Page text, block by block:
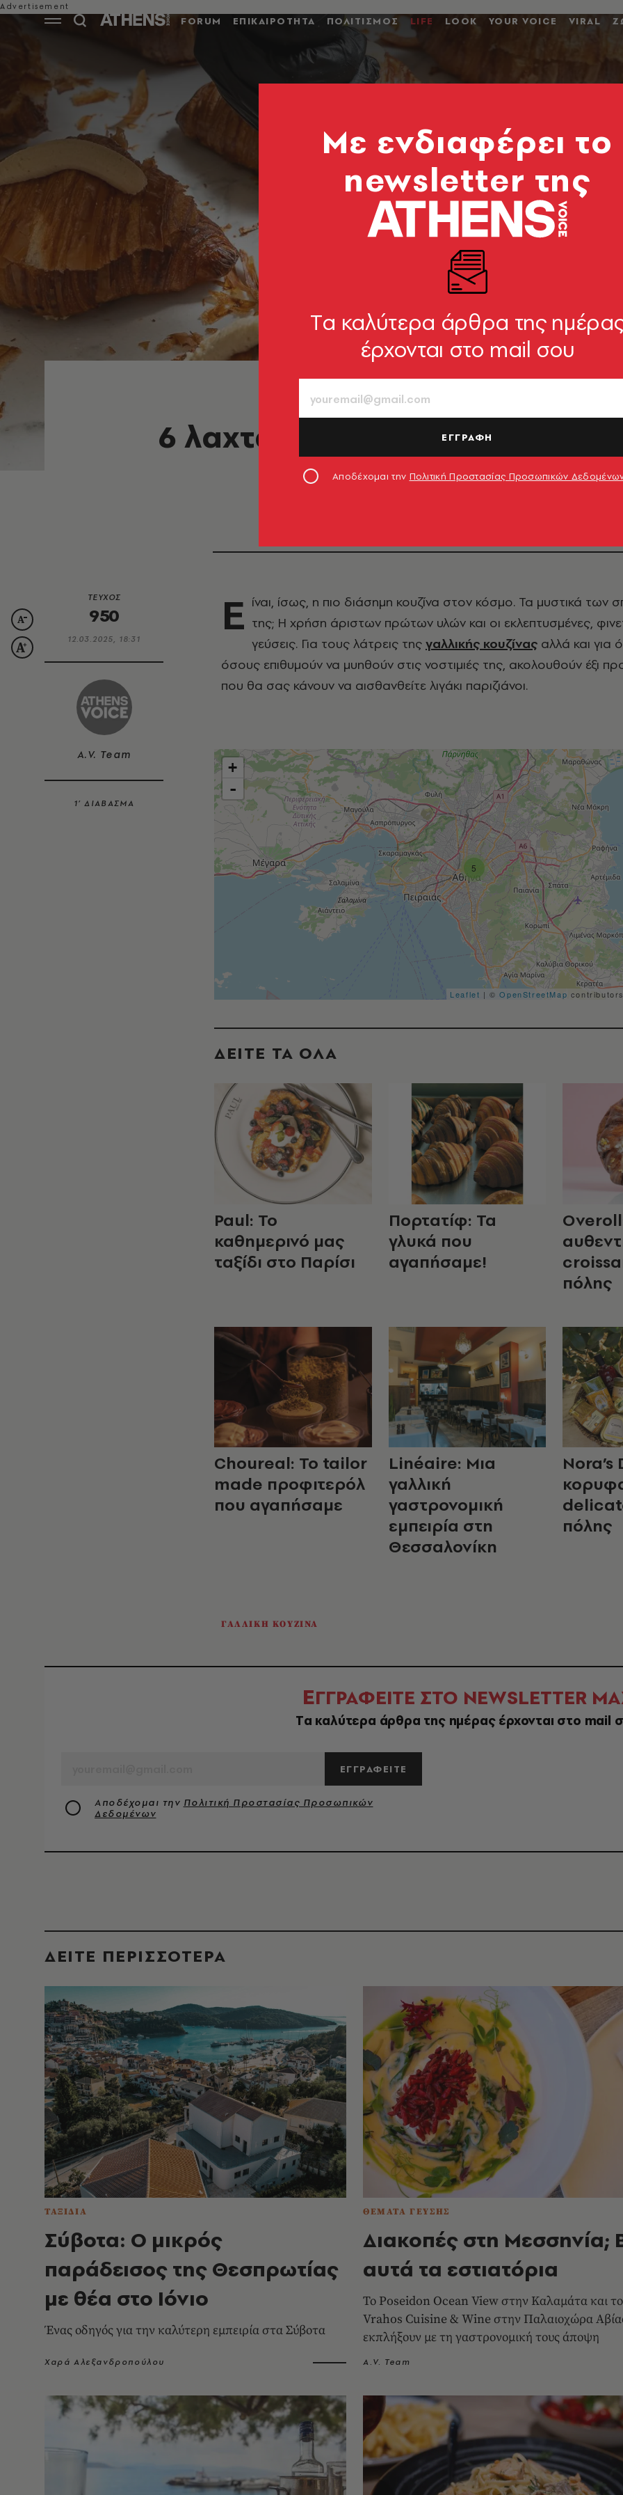
FORUM ΕΠΙΚΑΙΡΟΤΗΤΑ ΠΟΛΙΤΙΣΜΟΣ LIFE LOOK YOUR VOICE VIRAL
ΘΕΜΑΤΑ ΓΕΥΣΗΣ
6 λαχταριστά στέκια που σε
λίγο Παριζιάνο
ΤΕΥΧΟΣ
950
12.03.2025, 18:31
A.V. Team
1’ ΔΙΑΒΑΣΜΑ
Ε ίναι, ίσως, η πιο διάσημη κουζίνα στον κόσμο. Τα μυστικά των
της; Η χρήση άριστων πρώτων υλών και οι εκλεπτυσμένες,
γεύσεις. Για τους λάτρεις της γαλλικής κουζίνας αλλά και για
όσους επιθυμούν να μυηθούν στις νοστιμιές της, ακολουθούν έξι
που θα σας κάνουν να αισθανθείτε λιγάκι παριζιάνοι.
5
+
-
Leaflet | ©OpenStreetMap
ΔΕΙΤΕ ΤΑ ΟΛΑ
Paul: Το
καθημερινό μας
ταξίδι στο Παρίσι
Πορτατίφ: Τα
γλυκά που
αγαπήσαμε!
πόλης
Choureal: Το tailor
made προφιτερόλ
που αγαπήσαμε
Linéaire: Μια
γαλλική
γαστρονομική
εμπειρία στη
Θεσσαλονίκη
πόλης
ΓΑΛΛΙΚΗ ΚΟΥΖΙΝΑ
ΕΓΓΡΑΦΕΙΤΕ ΣΤΟ NEWSLETTER
Tα καλύτερα άρθρα της ημέρας έρχονται στο mail
ΕΓΓΡΑΦΕΙΤΕ
Αποδέχομαι την Πολιτική Προστασίας Προσωπικών
Δεδομένων
ΔΕΙΤΕ ΠΕΡΙΣΣΟΤΕΡΑ
ΤΑΞΙΔΙΑ
Σύβοτα: Ο μικρός
παράδεισος της Θεσπρωτίας
με θέα στο Ιόνιο
Ένας οδηγός για την καλύτερη εμπειρία στα Σύβοτα
Χαρά Αλεξανδροπούλου
ΘΕΜΑΤΑ ΓΕΥΣΗΣ
Διακοπές στη Μεσσηνία;
αυτά τα εστιατόρια
Το Poseidon Ocean View στην Καλαμάτα και το
Vrahos Cuisine & Wine στην Παλαιοχώρα
εκπλήξουν με τη γαστρονομική τους άποψη
A.V. Team
Mε ενδιαφέρει το
newsletter της
Tα καλύτερα άρθρα της
έρχονται στο mail σου
ΕΓΓΡΑΦΗ
Αποδέχομαι την Πολιτική Προστασίας Προσωπικών